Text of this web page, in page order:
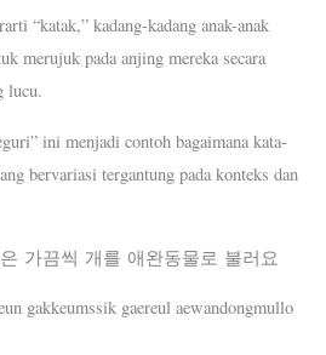
“katak,” kadang-kadang anak-anak
merujuk pada anjing mereka secara
lucu.
ini menjadi contoh bagaimana kata-
bervariasi tergantung pada konteks dan
은 가끔씩 개를 애완동물로 불러요
gakkeumssik gaereul aewandongmullo